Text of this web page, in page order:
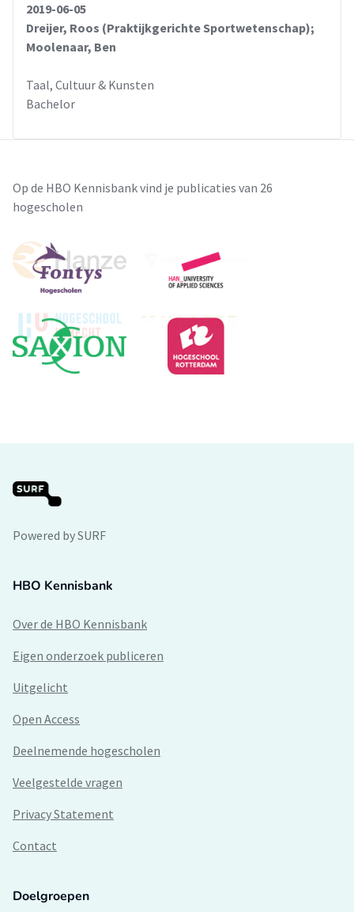
2019-06-05
Dreijer, Roos (Praktijkgerichte Sportwetenschap);
Moolenaar, Ben
Taal, Cultuur & Kunsten
Bachelor
Op de HBO Kennisbank vind je publicaties van 26
hogescholen
Powered by SURF
HBO Kennisbank
Over de HBO Kennisbank
Eigen onderzoek publiceren
Uitgelicht
Open Access
Deelnemende hogescholen
Veelgestelde vragen
Privacy Statement
Contact
Doelgroepen